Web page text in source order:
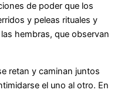
de poder que los
y peleas rituales y
hembras, que observan
retan y caminan juntos
el uno al otro. En